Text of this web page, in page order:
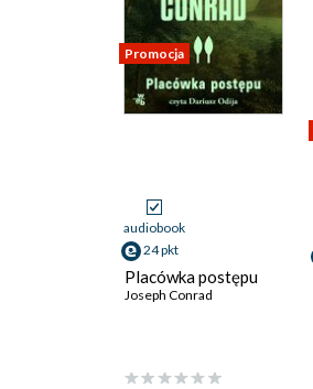
Promocja
audiobook
24 pkt
Placówka postępu
Joseph Conrad